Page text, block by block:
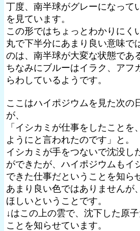
丁度、南半球がグレーになって
を見ています。
この形ではちょっとわかりにく
丸で下半分にあまり良い意味で
のは、南半球が大変な状態であ
ちなみにブルーはイラク、アフ
らわしているようです。
ここはハイポジウムを見た次の
が、
「イシカミが仕事をしたことを
ようにと言われたのです」と。
イシカミが手をつないで沈没し
ができたが、ハイポジウムもイ
できた仕事だということを知ら
あまり良い色ではありませんが
ほしいということです。
↓はこの上の雲で、沈下した原
ことを知らせています。